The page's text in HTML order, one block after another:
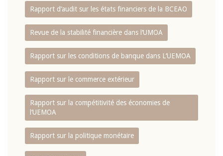
Rapport d‘audit sur les états financiers de la BCEAO
Revue de la stabilité financière dans l‘UMOA
Rapport sur les conditions de banque dans L‘UEMOA
Rapport sur le commerce extérieur
Rapport sur la compétitivité des économies de
l‘UEMOA
Rapport sur la politique monétaire